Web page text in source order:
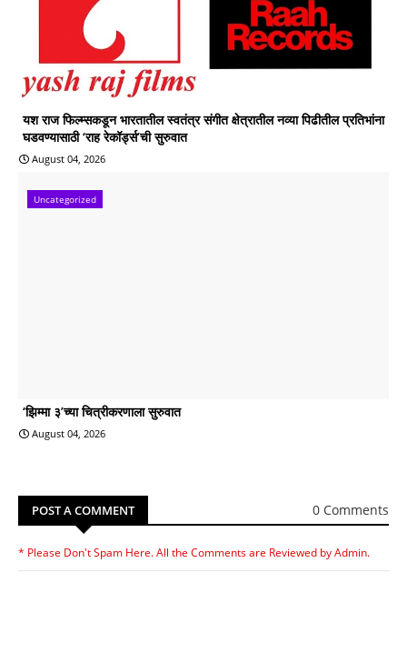
यश राज फिल्म्सकडून भारतातील स्वतंत्र संगीत क्षेत्रातील नव्या पिढीतील प्रतिभांना
घडवण्यासाठी ‘राह रेकॉर्ड्स’ची सुरुवात
August 04, 2026
Uncategorized
‘झिम्मा ३’च्या चित्रीकरणाला सुरुवात
August 04, 2026
POST A COMMENT 0 Comments
* Please Don't Spam Here. All the Comments are Reviewed by Admin.